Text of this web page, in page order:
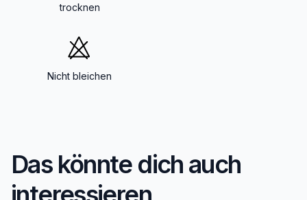
trocknen
Nicht bleichen
Das könnte dich auch